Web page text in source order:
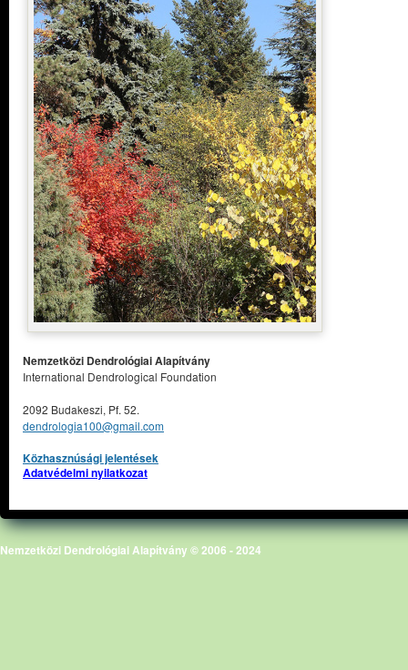
Nemzetközi Dendrológiai Alapítvány
International Dendrological Foundation
2092 Budakeszi, Pf. 52.
dendrologia100@gmail.com
Közhasznúsági jelentések
Adatvédelmi nyilatkozat
Nemzetközi Dendrológiai Alapítvány © 2006 - 2024